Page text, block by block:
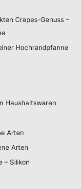
Crepes-Genuss –
Hochrandpfanne
Haushaltswaren
Arten
Arten
– Silikon